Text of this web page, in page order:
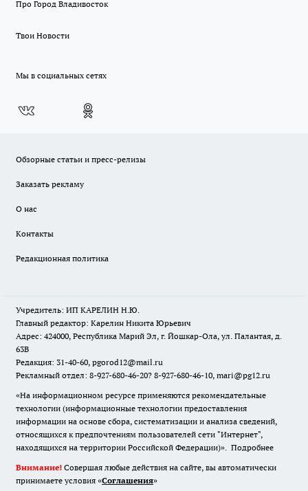
Про Город Владивосток
Твои Новости
Мы в социальных сетях
Обзорные статьи и пресс-релизы
Заказать рекламу
О нас
Контакты
Редакционная политика
Учредитель: ИП КАРЕЛИН Н.Ю.
Главный редактор: Карелин Никита Юрьевич
Адрес: 424000, Республика Марий Эл, г. Йошкар-Ола, ул. Палантая, д.
63В
Редакция: 31-40-60, pgorod12@mail.ru
Рекламный отдел: 8-927-680-46-20? 8-927-680-46-10, mari@pg12.ru
«На информационном ресурсе применяются рекомендательные
технологии (информационные технологии предоставления
информации на основе сбора, систематизации и анализа сведений,
относящихся к предпочтениям пользователей сети "Интернет",
находящихся на территории Российской Федерации)». Подробнее
Внимание! Совершая любые действия на сайте, вы автоматически
принимаете условия «Cоглашения»